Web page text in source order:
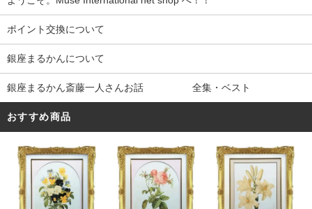
ポイント交換について
銀座まるかんについて
銀座まるかん斎藤一人さんお話 全集・ベスト
おすすめ商品